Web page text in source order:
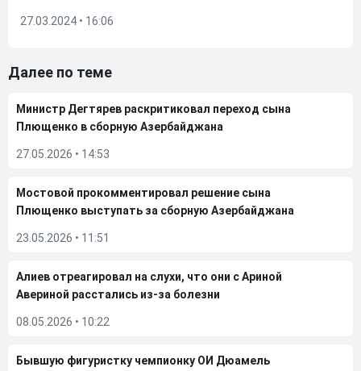
27.03.2024 • 16:06
Далее по теме
Министр Дегтярев раскритиковал переход сына
Плющенко в сборную Азербайджана
27.05.2026 • 14:53
Мостовой прокомментировал решение сына
Плющенко выступать за сборную Азербайджана
23.05.2026 • 11:51
Алиев отреагировал на слухи, что они с Ариной
Авериной расстались из-за болезни
08.05.2026 • 10:22
Бывшую фигуристку чемпионку ОИ Дюамель